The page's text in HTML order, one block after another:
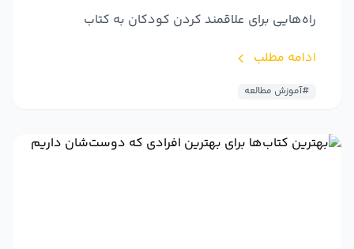
راه‌هایی برای علاقمند کردن کودکان به کتاب
ادامه مطلب
#آموزش مطالعه